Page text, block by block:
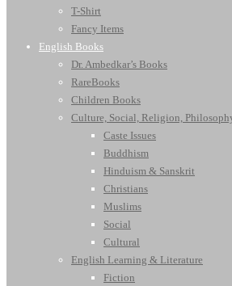
T-Shirt
Fancy Items
English Books
Dr. Ambedkar’s Books
RareBooks
Children Books
Culture, Social, Religion,
Caste Issues
Buddhism
Hinduism & Sanskrit
Christians
Muslims
Social
Cultural
English Learning & Literature
Fiction